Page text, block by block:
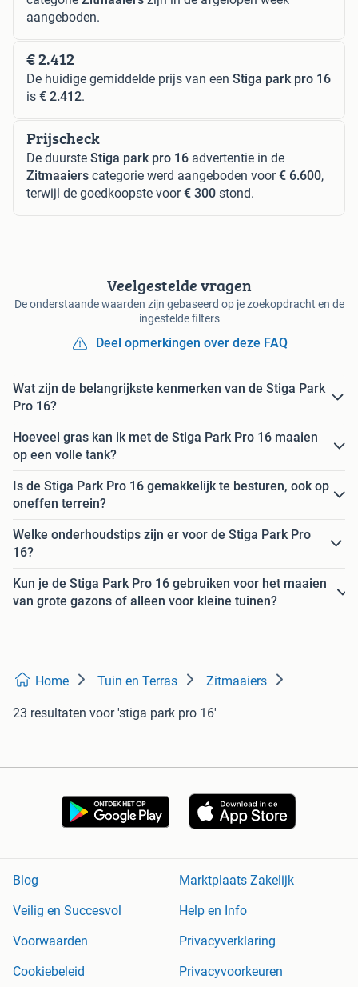
aangeboden.
€ 2.412
De huidige gemiddelde prijs van een Stiga park pro 16
is € 2.412.
Prijscheck
De duurste Stiga park pro 16 advertentie in de
Zitmaaiers categorie werd aangeboden voor€ 6.600,
terwijl de goedkoopste voor€ 300 stond.
Veelgestelde vragen
De onderstaande waarden zijn gebaseerd op je zoekopdracht en de
ingestelde filters
Deel opmerkingen over deze FAQ
Wat zijn de belangrijkste kenmerken van de Stiga Park
Pro 16?
Hoeveel gras kan ik met de Stiga Park Pro 16 maaien
op een volle tank?
Is de Stiga Park Pro 16 gemakkelijk te besturen, ook op
oneffen terrein?
Welke onderhoudstips zijn er voor de Stiga Park Pro
16?
Kun je de Stiga Park Pro 16 gebruiken voor het maaien
van grote gazons of alleen voor kleine tuinen?
Home Tuin en Terras Zitmaaiers
23 resultaten voor 'stiga park pro 16'
Blog
Marktplaats Zakelijk
Veilig en Succesvol
Help en Info
Voorwaarden
Privacyverklaring
Cookiebeleid
Privacyvoorkeuren